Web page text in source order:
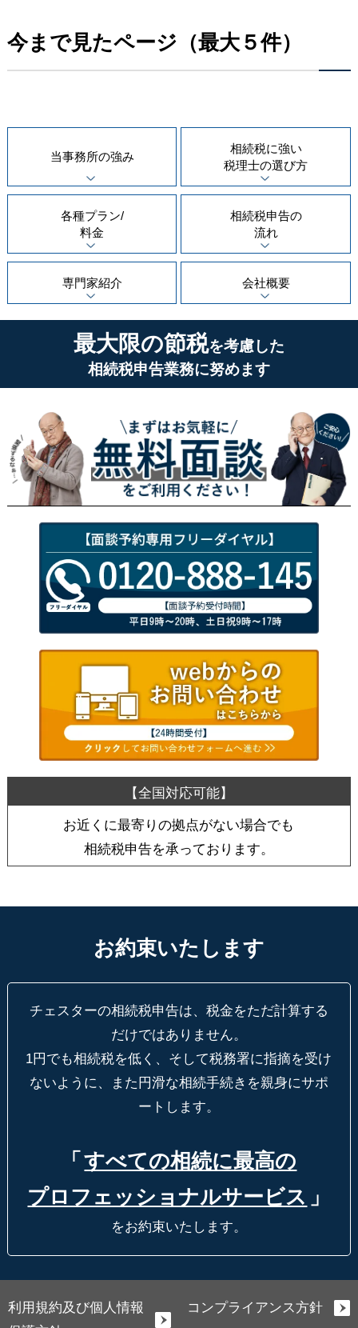
今まで見たページ（最大５件）
当事務所の強み
相続税に強い
税理士の選び方
各種プラン/
料金
相続税申告の
流れ
専門家紹介 会社概要
最大限の節税を考慮した
相続税申告業務に努めます
お近くに最寄りの拠点がない場合でも
相続税申告を承っております。
お約束いたします
チェスターの相続税申告は、税金をただ計算する
だけではありません。
1円でも相続税を低く、そして税務署に指摘を受け
ないように、
また円滑な相続手続きを親身にサポ
ートします。
「 すべての相続に最高の
プロフェッショナルサービス 」
をお約束いたします。
利用規約及び個人情報
コンプライアンス方針